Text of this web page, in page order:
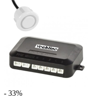
- 33%